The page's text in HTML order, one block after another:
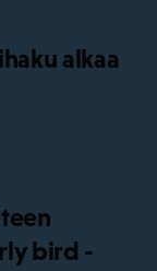
alkaa
bird -